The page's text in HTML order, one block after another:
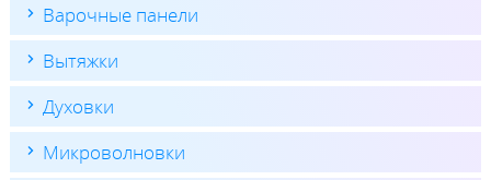
Варочные панели
Вытяжки
Духовки
Микроволновки